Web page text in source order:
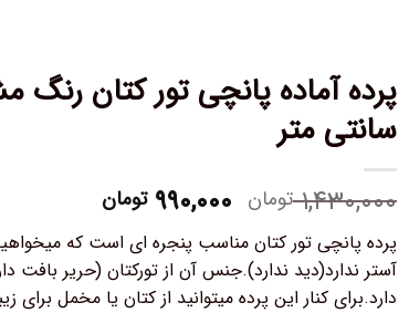
سانتی متر
۱,۴۳۰,۰۰۰ تومان ۹۹۰,۰۰۰ تومان
پرده پانچی تور کتان مناسب پنجره ای است که میخواهید
آستر ندارد(دید ندارد).جنس آن از تورکتان (حریر بافت
دارد.برای کنار این پرده میتوانید از کتان یا مخمل برای